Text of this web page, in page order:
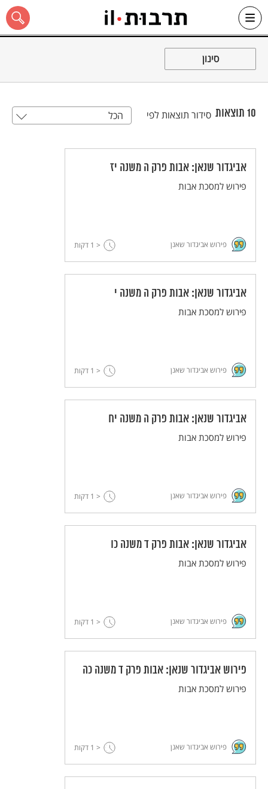
Skip
כל האתר
סינון
10 תוצאות סידור תוצאות לפי הכל
אביגדור שנאן: אבות פרק ה משנה יז
פירוש למסכת אבות
פירוש אביגדור שאנן < 1 דקות
אביגדור שנאן: אבות פרק ה משנה י
פירוש למסכת אבות
פירוש אביגדור שאנן < 1 דקות
אביגדור שנאן: אבות פרק ה משנה יח
פירוש למסכת אבות
פירוש אביגדור שאנן < 1 דקות
אביגדור שנאן: אבות פרק ד משנה כו
פירוש למסכת אבות
פירוש אביגדור שאנן < 1 דקות
פירוש אביגדור שנאן: אבות פרק ד משנה כה
פירוש למסכת אבות
פירוש אביגדור שאנן < 1 דקות